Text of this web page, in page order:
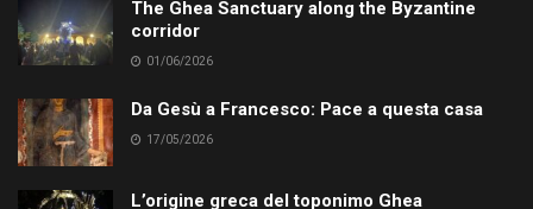
The Ghea Sanctuary along the Byzantine
corridor
01/06/2026
Da Gesù a Francesco: Pace a questa casa
17/05/2026
L’origine greca del toponimo Ghea